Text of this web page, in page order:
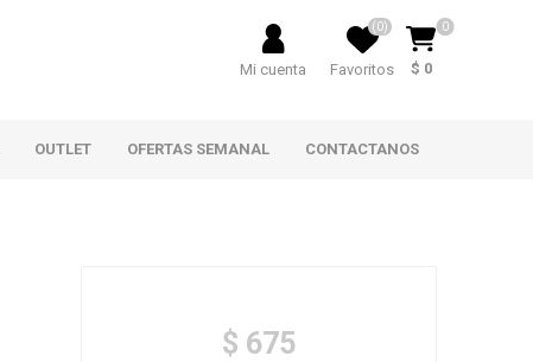
Mi cuenta Favoritos
(0) 0
$ 0
OUTLET OFERTAS SEMANAL CONTACTANOS
$ 675